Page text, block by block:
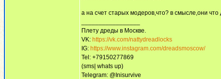
а на счет старых модеров,что? в смысле,они
Плету дреды в Москве.
VK: https://vk.com/nattydreadlocks
IG: https://www.instagram.com/dreadsmoscow/
Tel: +79150277869
(sms| whats up)
Telegram: @Inisurvive